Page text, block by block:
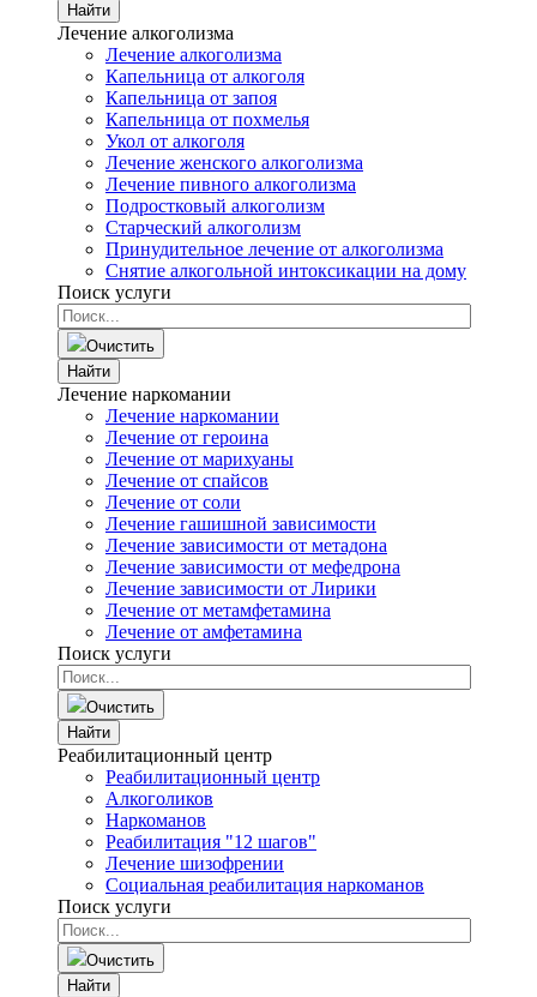
Найти
Лечение алкоголизма
Лечение алкоголизма
Капельница от алкоголя
Капельница от запоя
Капельница от похмелья
Укол от алкоголя
Лечение женского алкоголизма
Лечение пивного алкоголизма
Подростковый алкоголизм
Старческий алкоголизм
Принудительное лечение от алкоголизма
Снятие алкогольной интоксикации на дому
Поиск услуги
Очистить
Найти
Лечение наркомании
Лечение наркомании
Лечение от героина
Лечение от марихуаны
Лечение от спайсов
Лечение от соли
Лечение гашишной зависимости
Лечение зависимости от метадона
Лечение зависимости от мефедрона
Лечение зависимости от Лирики
Лечение от метамфетамина
Лечение от амфетамина
Поиск услуги
Очистить
Найти
Реабилитационный центр
Реабилитационный центр
Алкоголиков
Наркоманов
Реабилитация "12 шагов"
Лечение шизофрении
Социальная реабилитация наркоманов
Поиск услуги
Очистить
Найти